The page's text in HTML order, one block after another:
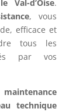
Val-d’Oise.
, vous
efficace et
tous les
par vos
technique